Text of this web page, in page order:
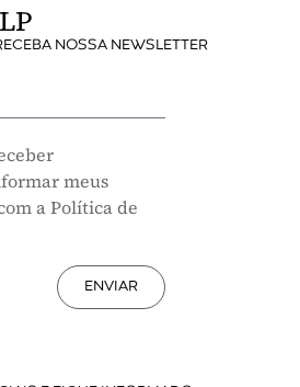
NOSSA NEWSLETTER
meus
a Política de
ENVIAR